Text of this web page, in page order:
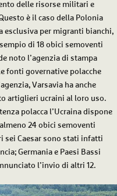
delle risorse militari e
è il caso della Polonia
esclusiva per migranti bianchi,
di 18 obici semoventi
noto l’agenzia di stampa
fonti governative polacche
Varsavia ha anche
artiglieri ucraini al loro uso.
polacca l’Ucraina dispone
24 obici semoventi
sei Caesar sono stati infatti
Germania e Paesi Bassi
l’invio di altri 12.